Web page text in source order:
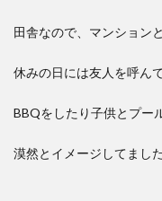
田舎なので、マンション
休みの日には友人を呼ん
BBQをしたり子供とプー
漠然とイメージしてました